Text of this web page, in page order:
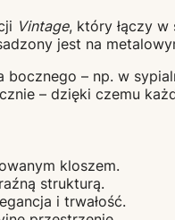
Vintage, który łączy w
jest na
– np. w
– dzięki czemu
kloszem.
strukturą.
i trwałość.